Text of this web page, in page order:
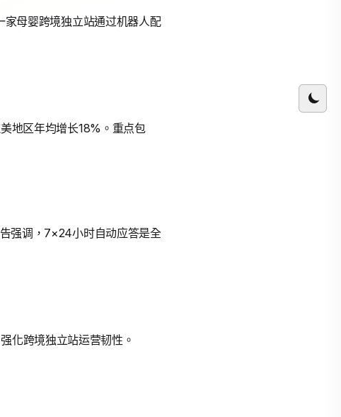
母婴跨境独立站通过机器人配
地区年均增长18%。重点包
强调，7×24小时自动应答是全
化跨境独立站运营韧性。